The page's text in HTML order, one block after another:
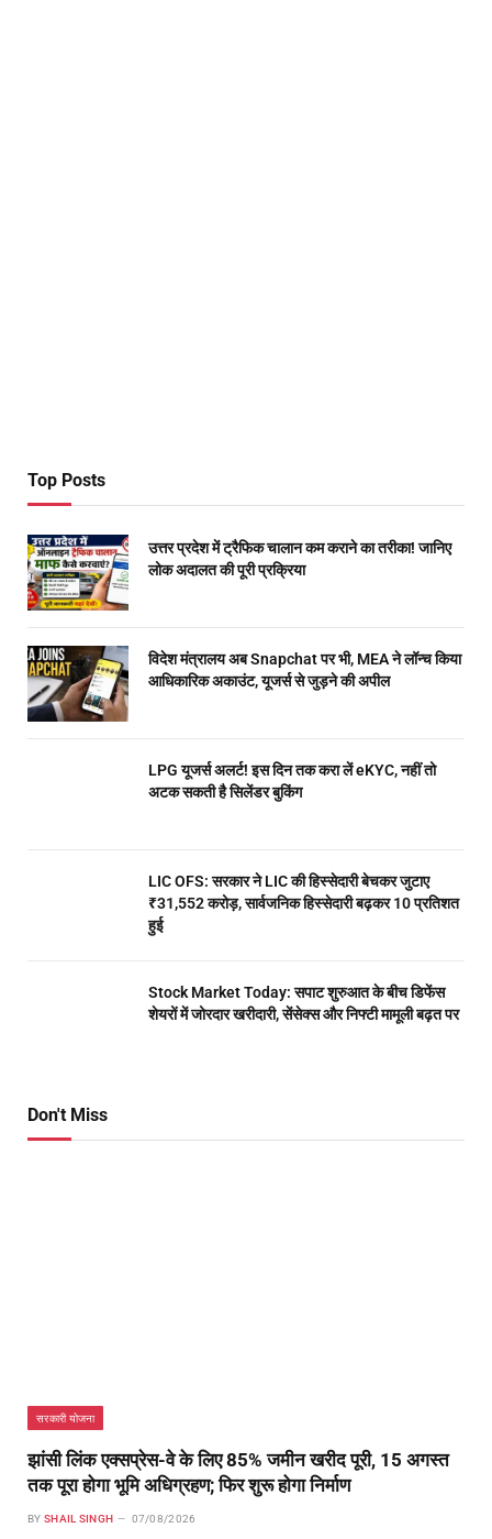
Top Posts
उत्तर प्रदेश में ट्रैफिक चालान कम कराने का तरीका! जानिए
लोक अदालत की पूरी प्रक्रिया
विदेश मंत्रालय अब Snapchat पर भी, MEA ने लॉन्च किया
आधिकारिक अकाउंट, यूजर्स से जुड़ने की अपील
LPG यूजर्स अलर्ट! इस दिन तक करा लें eKYC, नहीं तो
अटक सकती है सिलेंडर बुकिंग
LIC OFS: सरकार ने LIC की हिस्सेदारी बेचकर जुटाए
₹31,552 करोड़, सार्वजनिक हिस्सेदारी बढ़कर 10 प्रतिशत
हुई
Stock Market Today: सपाट शुरुआत के बीच डिफेंस
शेयरों में जोरदार खरीदारी, सेंसेक्स और निफ्टी मामूली बढ़त पर
Don't Miss
सरकारी योजना
झांसी लिंक एक्सप्रेस-वे के लिए 85% जमीन खरीद पूरी, 15 अगस्त
तक पूरा होगा भूमि अधिग्रहण; फिर शुरू होगा निर्माण
BY SHAIL SINGH 07/08/2026